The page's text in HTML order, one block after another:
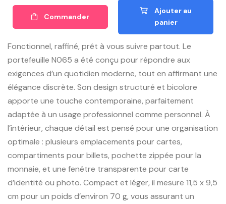
Commander
Ajouter au
panier
Fonctionnel, raffiné, prêt à vous suivre partout. Le
portefeuille N065 a été conçu pour répondre aux
exigences d’un quotidien moderne, tout en affirmant une
élégance discrète. Son design structuré et bicolore
apporte une touche contemporaine, parfaitement
adaptée à un usage professionnel comme personnel. À
l’intérieur, chaque détail est pensé pour une organisation
optimale : plusieurs emplacements pour cartes,
compartiments pour billets, pochette zippée pour la
monnaie, et une fenêtre transparente pour carte
d’identité ou photo. Compact et léger, il mesure 11,5 x 9,5
cm pour un poids d’environ 70 g, vous assurant un